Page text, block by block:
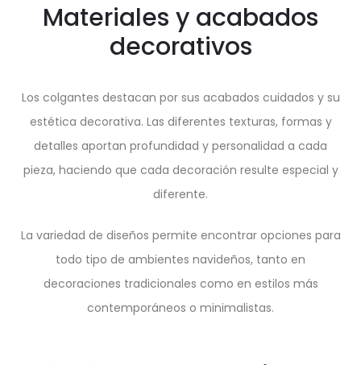
Materiales y acabados
decorativos
Los colgantes destacan por sus acabados cuidados y su
estética decorativa. Las diferentes texturas, formas y
detalles aportan profundidad y personalidad a cada
pieza, haciendo que cada decoración resulte especial y
diferente.
La variedad de diseños permite encontrar opciones para
todo tipo de ambientes navideños, tanto en
decoraciones tradicionales como en estilos más
contemporáneos o minimalistas.